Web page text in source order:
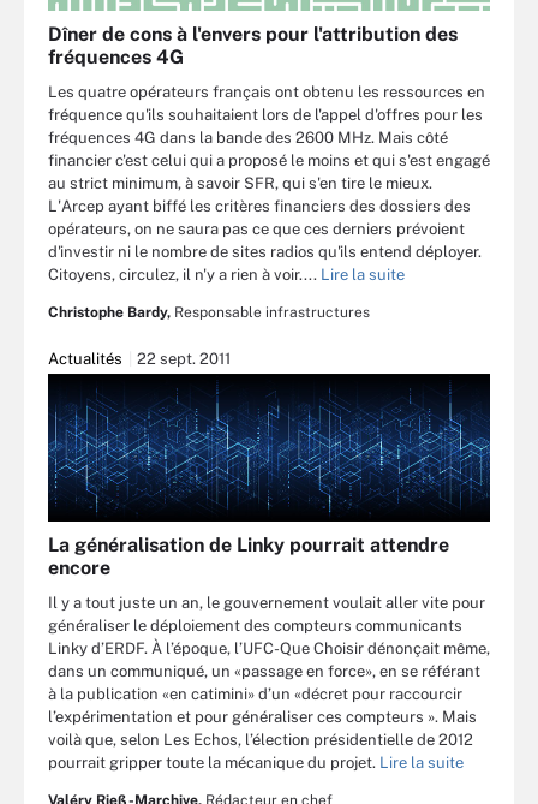
Dîner de cons à l'envers pour l'attribution des
fréquences 4G
Les quatre opérateurs français ont obtenu les ressources en
fréquence qu'ils souhaitaient lors de l'appel d'offres pour les
fréquences 4G dans la bande des 2600 MHz. Mais côté
financier c'est celui qui a proposé le moins et qui s'est engagé
au strict minimum, à savoir SFR, qui s'en tire le mieux.
L'Arcep ayant biffé les critères financiers des dossiers des
opérateurs, on ne saura pas ce que ces derniers prévoient
d'investir ni le nombre de sites radios qu'ils entend déployer.
Citoyens, circulez, il n'y a rien à voir.... Lire la suite
Christophe Bardy, Responsable infrastructures
Actualités 22 sept. 2011
La généralisation de Linky pourrait attendre
encore
Il y a tout juste un an, le gouvernement voulait aller vite pour
généraliser le déploiement des compteurs communicants
Linky d’ERDF. À l’époque, l’UFC-Que Choisir dénonçait même,
dans un communiqué, un «passage en force», en se référant
à la publication «en catimini» d’un «décret pour raccourcir
l’expérimentation et pour généraliser ces compteurs ». Mais
voilà que, selon Les Echos, l’élection présidentielle de 2012
pourrait gripper toute la mécanique du projet. Lire la suite
Valéry Rieß-Marchive, Rédacteur en chef